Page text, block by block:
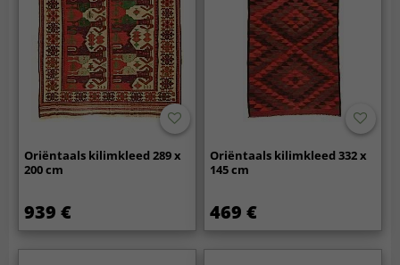
Oriëntaals kilimkleed 289 x
200 cm
939 €
Oriëntaals kilimkleed 332 x
145 cm
469 €